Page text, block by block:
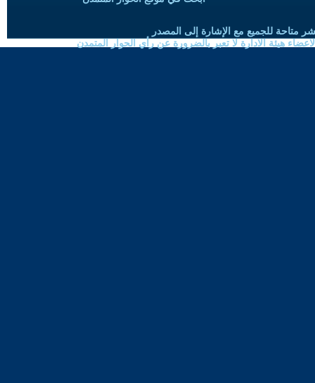
متاحة للجميع مع الإشارة إلى المصدر
هيئة الادارة لا تعبر بالضرورة عن رأي الحوار المتمدن